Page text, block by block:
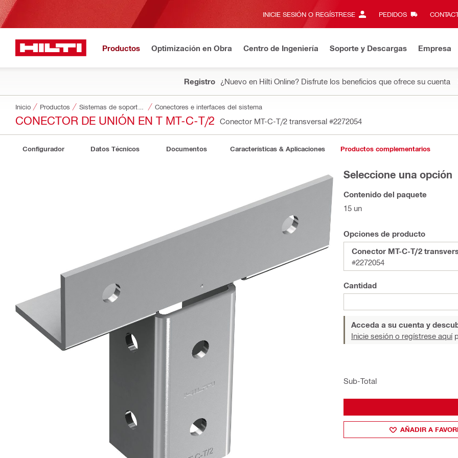
INICIE SESIÓN O REGÍSTRESE PEDIDOS
Productos Optimización en Obra Centro de Ingeniería Soporte y Descargas Empresa
Registro ¿Nuevo en Hilti Online? Disfrute los beneficios que ofrece su cuenta
Inicio Productos Conectores e interfaces del sistema
CONECTOR DE UNIÓN EN T MT-C-T/2 Conector MT-C-T/2 transversal #2272054
Configurador Datos Técnicos Documentos Características & Aplicaciones Productos complementarios
Seleccione una opción
Contenido del paquete
15 un
Opciones de producto
Conector MT-C-T/2
#2272054
Cantidad
Acceda a su cuenta y
Inicie sesión o regístrese aquí
Sub-Total
AÑADIR A